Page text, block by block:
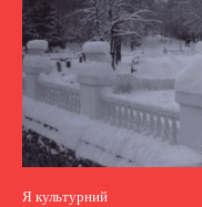
Я культурний